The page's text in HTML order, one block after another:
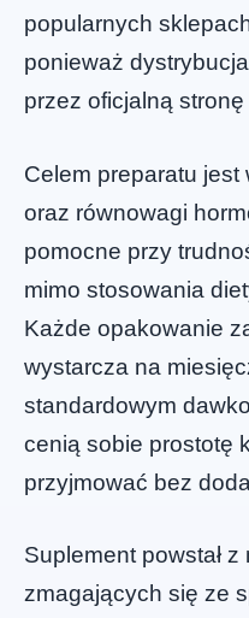
popularnych
ponieważ
przez oficjalną
Celem preparatu
oraz równowagi
pomocne przy
mimo stosowania
Każde opakowanie
wystarcza na
standardowym
cenią sobie prostotę
przyjmować bez
Suplement powstał
zmagających się ze